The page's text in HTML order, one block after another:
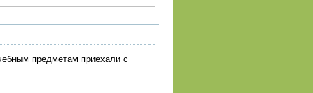
предметам приехали с